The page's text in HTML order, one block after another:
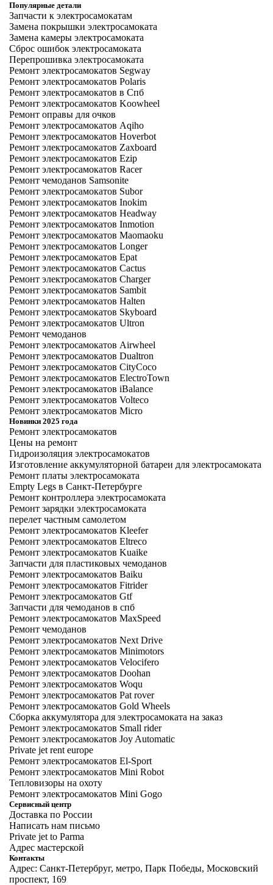
Популярные детали
Запчасти к электросамокатам
Замена покрышки электросамоката
Замена камеры электросамоката
Сброс ошибок электросамоката
Перепрошивка электросамоката
Ремонт электросамокатов Segway
Ремонт электросамокатов Polaris
Ремонт электросамокатов в Спб
Ремонт электросамокатов Koowheel
Ремонт оправы для очков
Ремонт электросамокатов Aqiho
Ремонт электросамокатов Hoverbot
Ремонт электросамокатов Zaxboard
Ремонт электросамокатов Ezip
Ремонт электросамокатов Racer
Ремонт чемоданов Samsonite
Ремонт электросамокатов Subor
Ремонт электросамокатов Inokim
Ремонт электросамокатов Headway
Ремонт электросамокатов Inmotion
Ремонт электросамокатов Maomaoku
Ремонт электросамокатов Longer
Ремонт электросамокатов Epat
Ремонт электросамокатов Cactus
Ремонт электросамокатов Charger
Ремонт электросамокатов Sambit
Ремонт электросамокатов Halten
Ремонт электросамокатов Skyboard
Ремонт электросамокатов Ultron
Ремонт чемоданов
Ремонт электросамокатов Airwheel
Ремонт электросамокатов Dualtron
Ремонт электросамокатов CityCoco
Ремонт электросамокатов ElectroTown
Ремонт электросамокатов iBalance
Ремонт электросамокатов Volteco
Ремонт электросамокатов Micro
Новинки 2025 года
Ремонт электросамокатов
Цены на ремонт
Гидроизоляция электросамокатов
Изготовление аккумуляторной батареи для электросамоката
Ремонт платы электросамоката
Empty Legs в Санкт-Петербурге
Ремонт контроллера электросамоката
Ремонт зарядки электросамоката
перелет частным самолетом
Ремонт электросамокатов Kleefer
Ремонт электросамокатов Eltreco
Ремонт электросамокатов Kuaike
Запчасти для пластиковых чемоданов
Ремонт электросамокатов Baiku
Ремонт электросамокатов Fitrider
Ремонт электросамокатов Gtf
Запчасти для чемоданов в спб
Ремонт электросамокатов MaxSpeed
Ремонт чемоданов
Ремонт электросамокатов Next Drive
Ремонт электросамокатов Minimotors
Ремонт электросамокатов Velocifero
Ремонт электросамокатов Doohan
Ремонт электросамокатов Woqu
Ремонт электросамокатов Pat rover
Ремонт электросамокатов Gold Wheels
Сборка аккумулятора для электросамоката на заказ
Ремонт электросамокатов Small rider
Ремонт электросамокатов Joy Automatic
Private jet rent europe
Ремонт электросамокатов El-Sport
Ремонт электросамокатов Mini Robot
Тепловизоры на охоту
Ремонт электросамокатов Mini Gogo
Сервисный центр
Доставка по России
Написать нам письмо
Private jet to Parma
Адрес мастерской
Контакты
Адрес: Санкт-Петербруг, метро, Парк Победы, Московский
проспект, 169